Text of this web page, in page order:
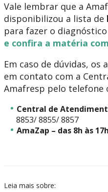
Vale lembrar que a
disponibilizou a lista de
para fazer o diagnóstico
e confira a matéria
Em caso de dúvidas, os
em contato com a
Amafresp pelo telefone
Central de
8853/ 8855/ 8857
AmaZap – das 8h às
Leia mais sobre: